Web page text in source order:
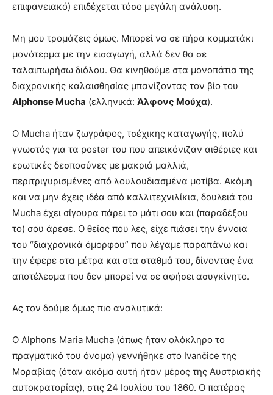
επιφανειακό) επιδέχεται τόσο μεγάλη ανάλυση.
Mη μου τρομάζεις όμως. Μπορεί να σε πήρα κομματάκι
μονότερμα με την εισαγωγή, αλλά δεν θα σε
ταλαιπωρήσω διόλου. Θα κινηθούμε στα μονοπάτια της
διαχρονικής καλαισθησίας μπανίζοντας τον βίο του
Alphonse Mucha (ελληνικά: Άλφονς Μούχα).
Ο Mucha ήταν ζωγράφος, τσέχικης καταγωγής, πολύ
γνωστός για τα poster του που απεικόνιζαν αιθέριες και
ερωτικές δεσποσύνες με μακριά μαλλιά,
περιτριγυρισμένες από λουλουδιασμένα μοτίβα. Ακόμη
και να μην έχεις ιδέα από καλλιτεχνιλίκια, δουλειά του
Mucha έχει σίγουρα πάρει το μάτι σου και (παραδέξου
το) σου άρεσε. Ο θείος που λες, είχε πιάσει την έννοια
του “διαχρονικά όμορφου” που λέγαμε παραπάνω και
την έφερε στα μέτρα και στα σταθμά του, δίνοντας ένα
αποτέλεσμα που δεν μπορεί να σε αφήσει ασυγκίνητο.
Ας τον δούμε όμως πιο αναλυτικά:
Ο Alphons Maria Mucha (όπως ήταν ολόκληρο το
πραγματικό του όνομα) γεννήθηκε στο Ivančice της
Μοραβίας (όταν ακόμα αυτή ήταν μέρος της Αυστριακής
αυτοκρατορίας), στις 24 Ιουλίου του 1860. Ο πατέρας